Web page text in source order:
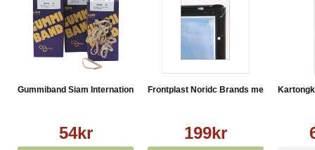
Gummiband Siam Internationa...
54kr
Frontplast Noridc Brands me...
199kr